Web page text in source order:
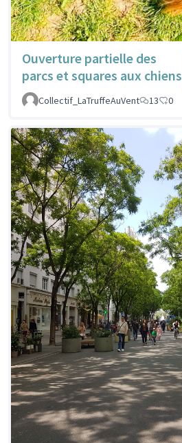
Ouverture partielle des
parcs et squares aux chiens
Collectif_LaTruffeAuVent
13 0